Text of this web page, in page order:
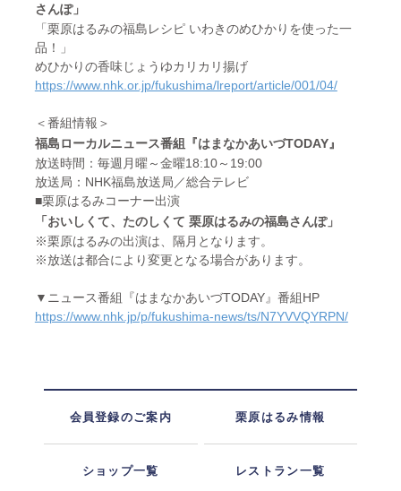
さんぽ」
「栗原はるみの福島レシピ いわきのめひかりを使った一
品！」
めひかりの香味じょうゆカリカリ揚げ
https://www.nhk.or.jp/fukushima/lreport/article/001/04/
＜番組情報＞
福島ローカルニュース番組『はまなかあいづTODAY』
放送時間：毎週月曜～金曜18:10～19:00
放送局：NHK福島放送局／総合テレビ
■栗原はるみコーナー出演
「おいしくて、たのしくて 栗原はるみの福島さんぽ」
※栗原はるみの出演は、隔月となります。
※放送は都合により変更となる場合があります。
▼ニュース番組『はまなかあいづTODAY』番組HP
https://www.nhk.jp/p/fukushima-news/ts/N7YVVQYRPN/
会員登録のご案内 栗原はるみ情報
ショップ一覧 レストラン一覧